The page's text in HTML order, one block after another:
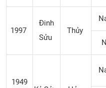
1997
Đinh
Sửu
Thủy
1949